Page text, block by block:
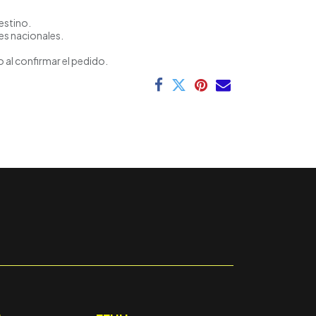
nacionales.
confirmar el pedido.